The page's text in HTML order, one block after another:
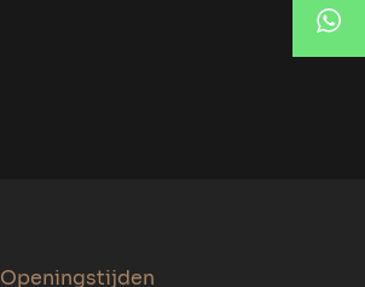
Openingstijden